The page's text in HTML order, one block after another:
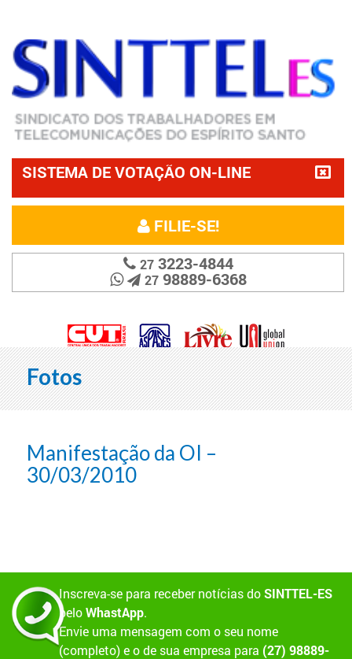
SISTEMA DE VOTAÇÃO ON-LINE
FILIE-SE!
273223-4844
2798889-6368
Fotos
Manifestação da OI –
30/03/2010
Inscreva-se para receber notícias doSINTTEL-ES
peloWhastApp.
Envie uma mensagem com o seu nome
(completo) e o de sua empresa para (27) 98889-